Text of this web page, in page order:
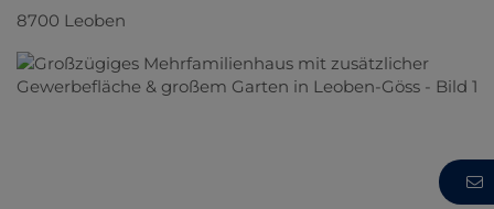
8700 Leoben